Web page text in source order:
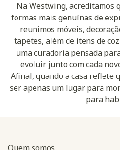
Na Westwing, acreditamos
formas mais genuínas de
reunimos móveis,
tapetes, além de itens de
uma curadoria pensada
evoluir junto com cada
Afinal, quando a casa reflete
ser apenas um lugar para
para
Quem somos